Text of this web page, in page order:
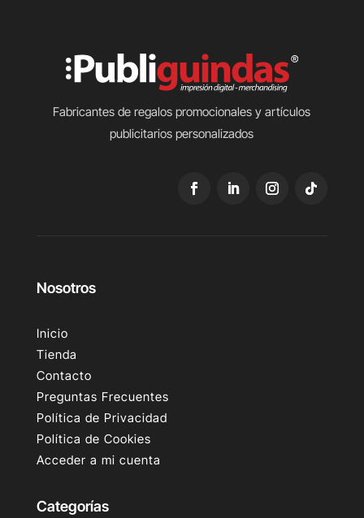
Fabricantes de regalos promocionales y artículos
publicitarios personalizados
Nosotros
Inicio
Tienda
Contacto
Preguntas Frecuentes
Política de Privacidad
Política de Cookies
Acceder a mi cuenta
Categorías